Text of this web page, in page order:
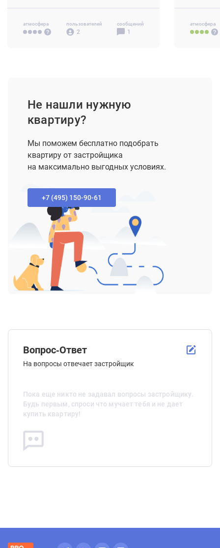
Вопрос-Ответ
На вопросы отвечает застройщик
Пока еще никто не задавал вопросы застройщику.
Будь первым, спроси что мучает тебя и не дает
купить квартиру!
атмосфера пользователей
2
сообщений
1
Своб.
атмосфера
Не нашли нужную
квартиру?
Мы поможем бесплатно подобрать
квартиру от застройщика
на максимально выгодных условиях.
+7 (495) 150-90-61‬